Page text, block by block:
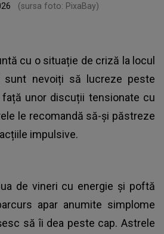
(sursa foto: PixaBay)
cu o situație de criză la locul
sunt nevoiți să lucreze peste
unor discuții tensionate cu
le recomandă să-și păstreze
impulsive.
de vineri cu energie și poftă
apar anumite simplome
să îi dea peste cap. Astrele